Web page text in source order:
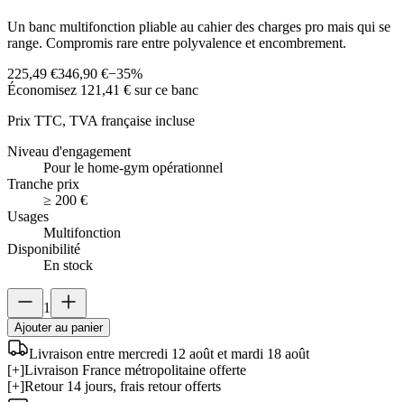
Un banc multifonction pliable au cahier des charges pro mais qui se
range. Compromis rare entre polyvalence et encombrement.
225,49 €346,90 €−35%
Économisez 121,41 € sur ce banc
Prix TTC, TVA française incluse
Niveau d'engagement
Pour le home-gym opérationnel
Tranche prix
≥ 200 €
Usages
Multifonction
Disponibilité
En stock
1
Ajouter au panier
Livraison entre mercredi 12 août et mardi 18 août
[+]Livraison France métropolitaine offerte
[+]Retour 14 jours, frais retour offerts